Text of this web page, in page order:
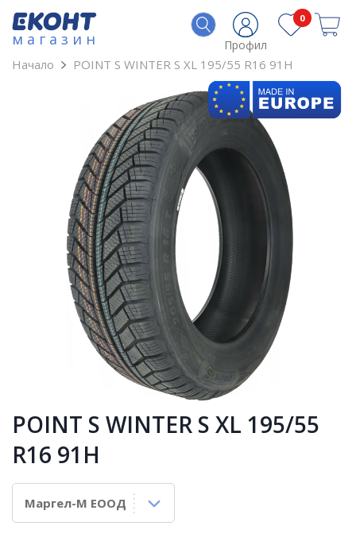
магазин Профил
0
Начало POINT S WINTER S XL 195/55 R16 91H
POINT S WINTER S XL 195/55
R16 91H